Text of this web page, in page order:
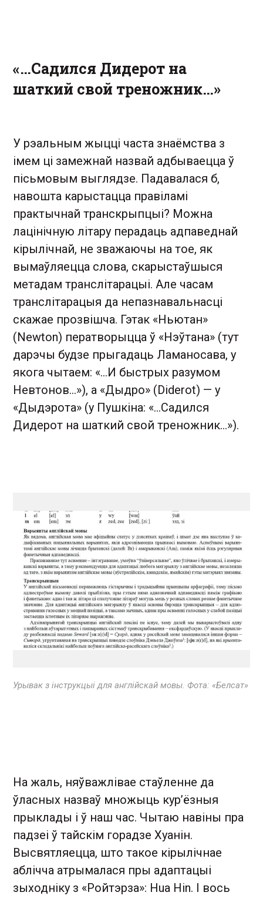
«…Садился Дидерот на
шаткий свой треножник…»
У рэальным жыцці часта знаёмства з
імем ці замежнай назвай адбываецца ў
пісьмовым выглядзе. Падавалася б,
навошта карыстацца правіламі
практычнай транскрыпцыі? Можна
лацінічную літару перадаць адпаведнай
кірылічнай, не зважаючы на тое, як
вымаўляецца слова, скарыстаўшыся
метадам транслітарацыі. Але часам
транслітарацыя да непазнавальнасці
скажае прозвішча. Гэтак «Ньютан»
(Newton) ператворыцца ў «Нэўтана» (тут
дарэчы будзе прыгадаць Ламаносава, у
якога чытаем: «…И быстрых разумом
Невтонов…»), а «Дыдро» (Diderot) — у
«Дыдэрота» (у Пушкіна: «…Садился
Дидерот на шаткий свой треножник…»).
Урывак з інструкцыі для англійскай мовы. Фота: «Белсат»
На жаль, няўважлівае стаўленне да
ўласных назваў множыць кур’ёзныя
прыклады і ў наш час. Чытаю навіны пра
падзеі ў тайскім горадзе Хуанін.
Высвятляецца, што такое кірылічнае
аблічча атрымалася пры адаптацыі
зыходніку з «Ройтэрза»: Hua Hin. І вось